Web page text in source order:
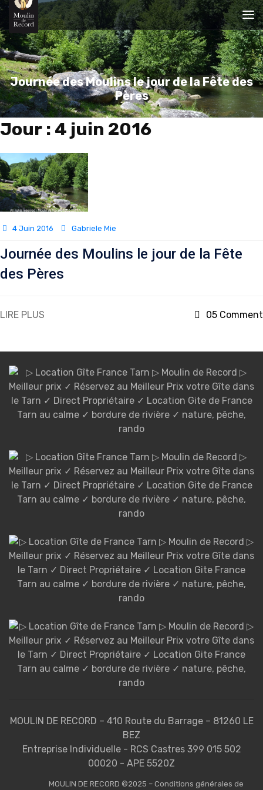
Journée des Moulins le jour de la Fête des
Pères
Jour : 4 juin 2016
4 Juin 2016 Gabriele Mie
Journée des Moulins le jour de la Fête
des Pères
LIRE PLUS 05 Comment
MOULIN DE RECORD – 410 Route du Barrage – 81260 LE
BEZ
Entreprise Individuelle - RCS Castres 399 015 502
00020 - APE 5520Z
MOULIN DE RECORD ©2025 – Conditions générales de